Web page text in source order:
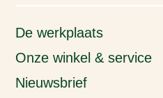
De werkplaats
Onze winkel & service
Nieuwsbrief